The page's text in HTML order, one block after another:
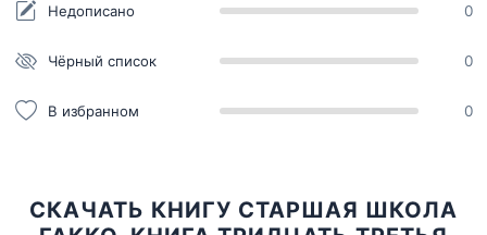
Недописано 0
Чёрный список 0
В избранном 0
СКАЧАТЬ КНИГУ СТАРШАЯ ШКОЛА